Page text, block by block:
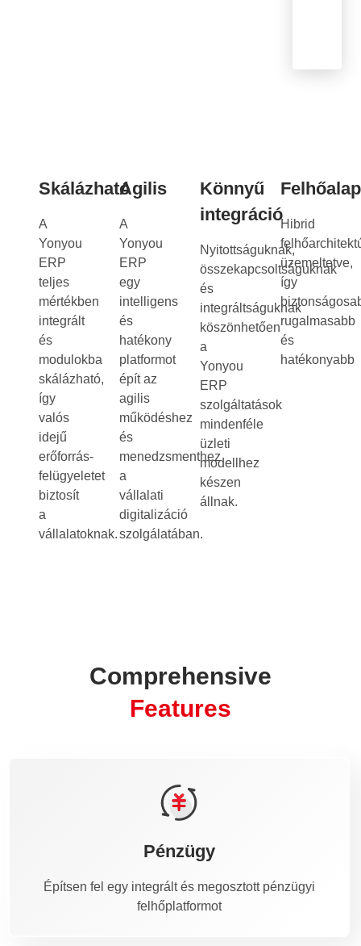
Skálázható
A
Yonyou
ERP
teljes
mértékben
integrált
és
modulokba
skálázható,
így
valós
idejű
erőforrás-
felügyeletet
biztosít
a
vállalatoknak.
Agilis
A
Yonyou
ERP
egy
intelligens
és
hatékony
platformot
épít az
agilis
működéshez
és
menedzsmenthez
a
vállalati
digitalizáció
szolgálatában.
Könnyű
integráció
Nyitottságuknak,
összekapcsoltságuknak
és
integráltságuknak
köszönhetően
a
Yonyou
ERP
szolgáltatások
mindenféle
üzleti
modellhez
készen
állnak.
Hibrid
üzemeltetve,
így
rugalmasabb
és
hatékonyabb
Comprehensive
Features
Építsen fel egy integrált és megosztott pénzügyi
felhőplatformot
Pénzügy